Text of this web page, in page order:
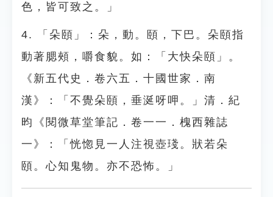
色，皆可致之。」
4. 「朵頤」：朵，動。頤，下巴。朵頤指
動著腮頰，嚼食貌。如：「大快朵頤」。
《新五代史．卷六五．十國世家．南
漢》：「不覺朵頤，垂涎呀呷。」清．紀
昀《閱微草堂筆記．卷一一．槐西雜誌
一》：「恍惚見一人注視壺琖。狀若朵
頤。心知鬼物。亦不恐怖。」